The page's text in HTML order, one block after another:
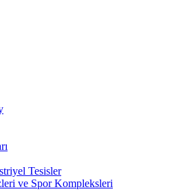
Tesisler
ve Spor Kompleksleri